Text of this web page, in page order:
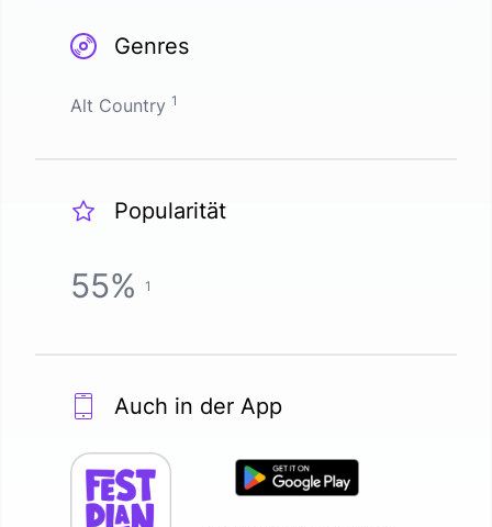
Genres
Alt Country 1
Popularität
55% 1
Auch in der App